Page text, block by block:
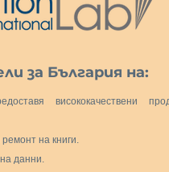
за България на:
висококачествени
на книги.
данни.